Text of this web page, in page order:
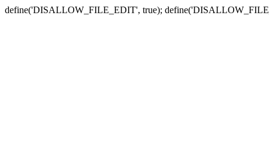
define('DISALLOW_FILE_EDIT', true);